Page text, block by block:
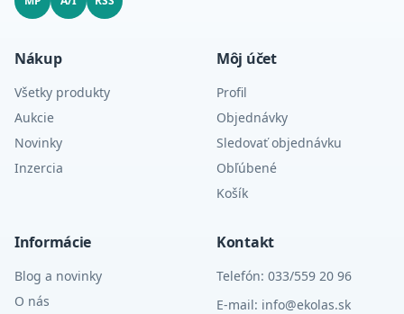
Nákup
Všetky produkty
Aukcie
Novinky
Inzercia
Môj účet
Profil
Objednávky
Sledovať objednávku
Obľúbené
Košík
Informácie
Blog a novinky
O nás
Kontakt
Telefón: 033/559 20 96
E-mail: info@ekolas.sk